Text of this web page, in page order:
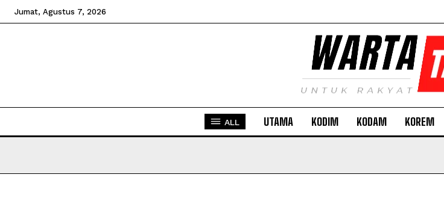
Jumat, Agustus 7, 2026
ALL UTAMA KODIM KODAM KOREM